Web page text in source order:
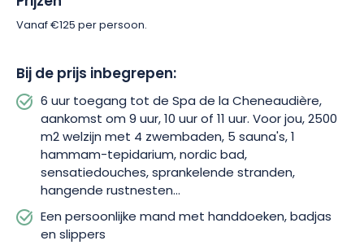
genieten van een lunchbuffet, exclusief drankjes, in de lounge
zoete herinneringen van je jeugd.
Om je comfort tijdens de ervaring te garanderen, zijn er een
aantal faciliteiten beschikbaar op het terrein. Ontspan op het
terras en geniet van het Elzasser landschap! Er is een
parkeerplaats beschikbaar op het terrein, en voor de
liefhebbers van elektrische voertuigen is er een
privéparkeerplaats met 13 oplaadpunten.
Vanaf €125 per persoon.
Bij de prijs inbegrepen:
6 uur toegang tot de Spa de la Cheneaudière,
aankomst om 9 uur, 10 uur of 11 uur. Voor jou, 2500
m2 welzijn met 4 zwembaden, 5 sauna's, 1
hammam-tepidarium, nordic bad,
sensatiedouches, sprankelende stranden,
hangende rustnesten...
Een persoonlijke mand met handdoeken, badjas
en slippers